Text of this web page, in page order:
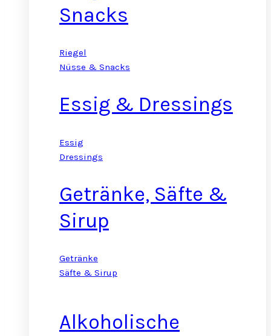
Snacks
Riegel
Nüsse & Snacks
Essig & Dressings
Essig
Dressings
Getränke, Säfte &
Sirup
Getränke
Säfte & Sirup
Alkoholische